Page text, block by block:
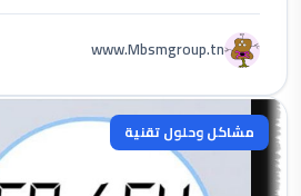
www.Mbsmgroup.tn
مشاكل وحلول تقنية